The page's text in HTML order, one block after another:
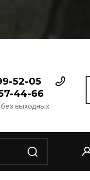
52-05
44-66
выходных